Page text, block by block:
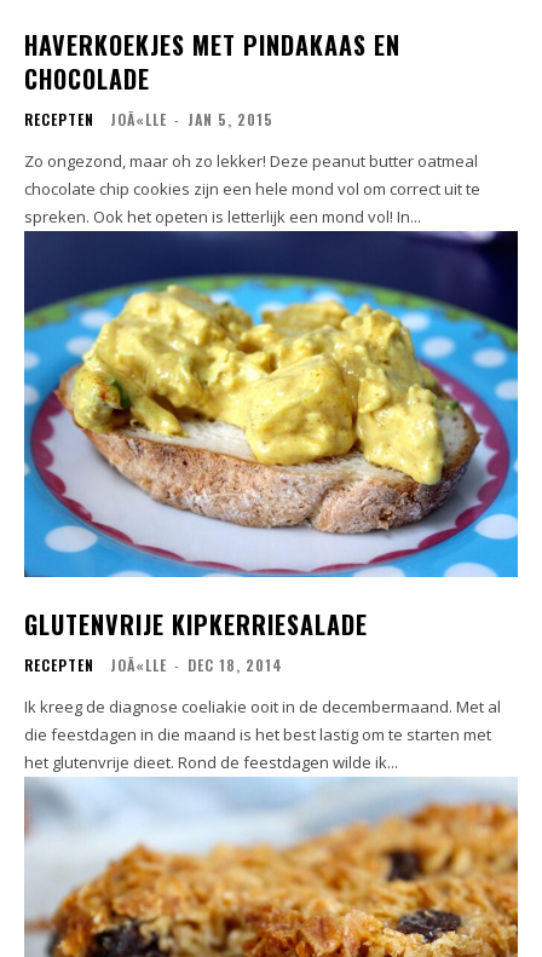
HAVERKOEKJES MET PINDAKAAS EN
CHOCOLADE
RECEPTEN JOÃ«LLE - JAN 5, 2015
Zo ongezond, maar oh zo lekker! Deze peanut butter oatmeal
chocolate chip cookies zijn een hele mond vol om correct uit te
spreken. Ook het opeten is letterlijk een mond vol! In...
GLUTENVRIJE KIPKERRIESALADE
RECEPTEN JOÃ«LLE - DEC 18, 2014
Ik kreeg de diagnose coeliakie ooit in de decembermaand. Met al
die feestdagen in die maand is het best lastig om te starten met
het glutenvrije dieet. Rond de feestdagen wilde ik...